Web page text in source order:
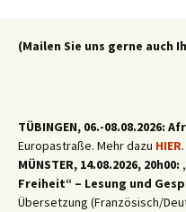
(Mailen Sie uns gerne auch
TÜBINGEN, 06.-08.08.2026:
Europastraße. Mehr dazu HIER.
MÜNSTER, 14.08.2026,
Freiheit“ – Lesung und
Übersetzung (Französisch/